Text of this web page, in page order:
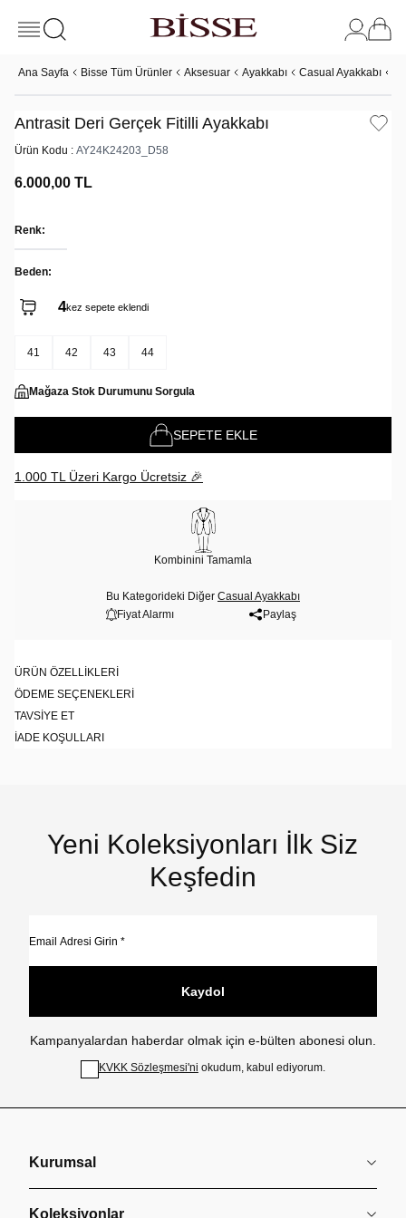
Ana Sayfa Bisse Tüm Ürünler Aksesuar Ayakkabı Casual Ayakkabı
Antrasit Deri Gerçek Fitilli Ayakkabı
Ürün Kodu : AY24K24203_D58
6.000,00 TL
Renk:
Beden:
4kez sepete eklendi
41 42 43 44
Mağaza Stok Durumunu Sorgula
SEPETE EKLE
1.000 TL Üzeri Kargo Ücretsiz 🎉
Kombinini Tamamla
Bu Kategorideki Diğer Casual Ayakkabı
Fiyat Alarmı
Paylaş
ÜRÜN ÖZELLIKLERI
ÖDEME SEÇENEKLERI
TAVSIYE ET
İADE KOŞULLARI
Yeni Koleksiyonları İlk Siz
Keşfedin
Kaydol
Kampanyalardan haberdar olmak için e-bülten abonesi olun.
KVKK Sözleşmesi'ni okudum, kabul ediyorum.
Kurumsal
Koleksiyonlar